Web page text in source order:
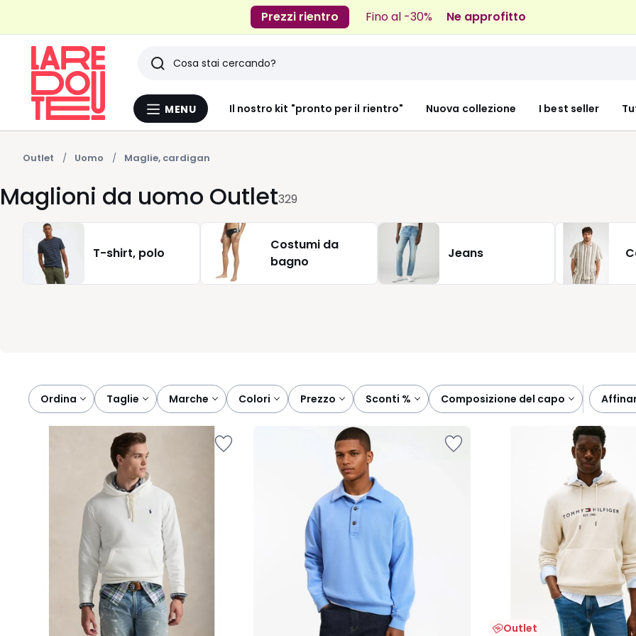
Prezzi rientro Fino al -30% Ne approfitto
Menu
MENU Il nostro kit "pronto per il rientro" Nuova collezione I best seller
Ricerca
Ultimi
articoli
visti
Outlet Uomo Maglie, cardigan
Maglioni da uomo Outlet329
T-shirt, polo
Costumi da
bagno
Jeans
Ordina
taglie marche colori prezzo sconti % composizione del capo
Outlet